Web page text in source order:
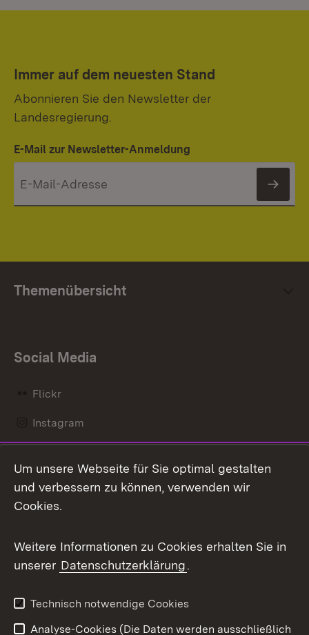
Immer auf dem neuesten Stand
Abonnieren Sie den Newsletter der
Landesregierung.
E-Mail zur Newsletter-Anmeldung
Themenübersicht
Social Media
Flickr
Instagram
Mastodon
Messenger
Social Wall
X / Twitter
Youtube
Um unsere Webseite für Sie optimal gestalten
und verbessern zu können, verwenden wir
Cookies.
Weitere Informationen zu Cookies erhalten Sie in
unserer Datenschutzerklärung.
Technisch notwendige Cookies
Analyse-Cookies (Die Daten werden ausschließlich